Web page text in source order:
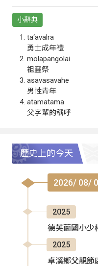
小辭典
ta‘avalra
勇士成年禮
molapangolai
祖靈祭
asavasavahe
男性青年
atamatama
父字輩的稱呼
歷史上的今天
2026/ 08/
2025
德芙蘭國小少
2025
卓溪鄉父親節